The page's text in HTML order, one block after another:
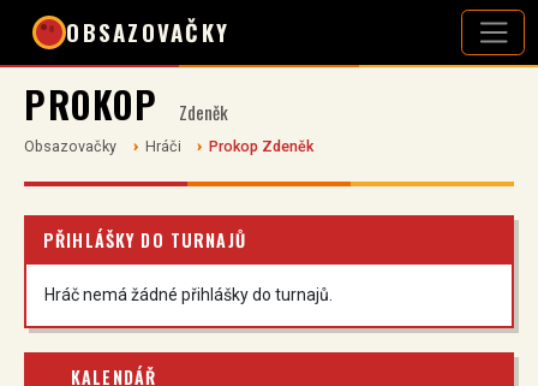
OBSAZOVAČKY
PROKOP Zdeněk
Obsazovačky Hráči Prokop Zdeněk
PŘIHLÁŠKY DO TURNAJŮ
Hráč nemá žádné přihlášky do turnajů.
KALENDÁŘ